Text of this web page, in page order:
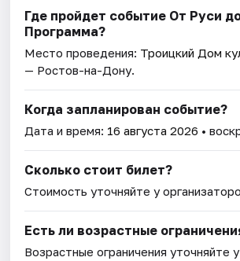
Где пройдет событие От Руси
Программа?
Место проведения: Троицкий Дом
— Ростов-на-Дону.
Когда запланирован событие?
Дата и время: 16 августа 2026 •
Сколько стоит билет?
Стоимость уточняйте у
Есть ли возрастные
Возрастные ограничения уточняйте у